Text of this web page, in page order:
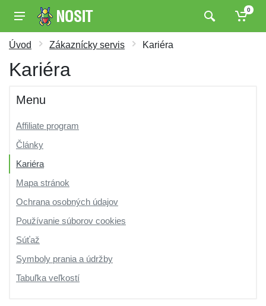
0
Úvod Zákaznícky servis Kariéra
Kariéra
Menu
Affiliate program
Články
Kariéra
Mapa stránok
Ochrana osobných údajov
Používanie súborov cookies
Súťaž
Symboly prania a údržby
Tabuľka veľkostí